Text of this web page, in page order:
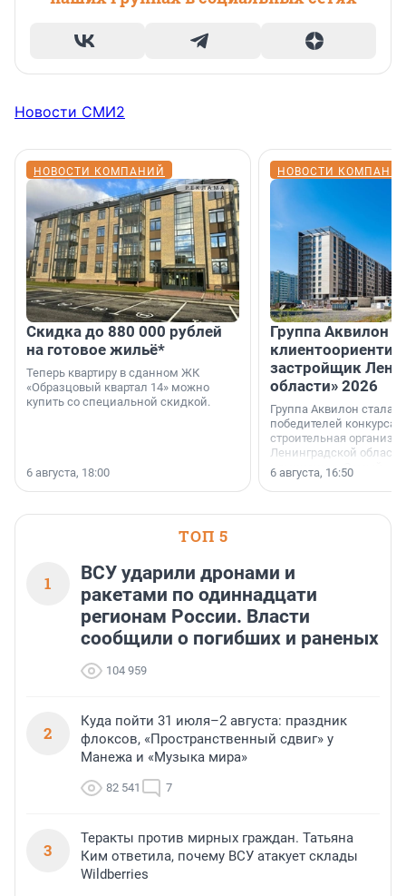
Новости СМИ2
НОВОСТИ КОМПАНИЙ
Скидка до 880 000 рублей
на готовое жильё*
Теперь квартиру в сданном ЖК
«Образцовый квартал 14» можно
купить со специальной скидкой.
6 августа, 18:00
НОВОСТИ
Группа Аквилон
застройщик
области» 2026
Группа Аквилон стала
победителей конкурса
строительная
Ленинградской области
номинации «Самый
застройщик
6 августа, 16:50
ТОП 5
1
ВСУ ударили дронами и
ракетами по одиннадцати
регионам России. Власти
сообщили о погибших и раненых
104 959
2
Куда пойти 31 июля–2 августа: праздник
флоксов, «Пространственный сдвиг» у
Манежа и «Музыка мира»
82 541 7
3
Теракты против мирных граждан. Татьяна
Ким ответила, почему ВСУ атакует склады
Wildberries